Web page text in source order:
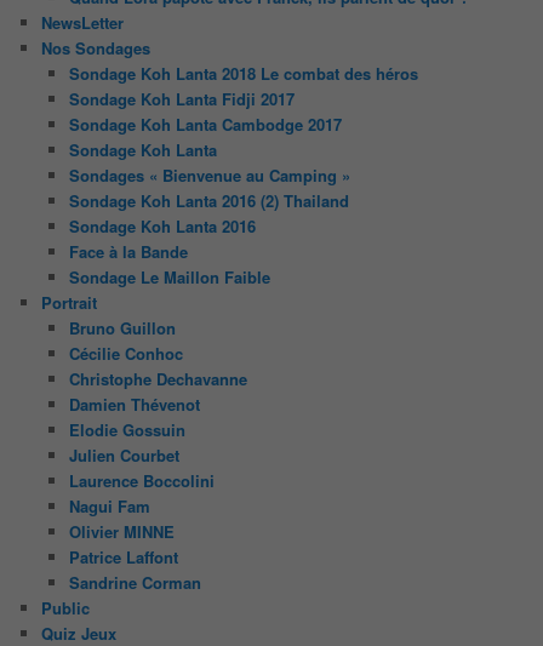
NewsLetter
Nos Sondages
Sondage Koh Lanta 2018 Le combat des héros
Sondage Koh Lanta Fidji 2017
Sondage Koh Lanta Cambodge 2017
Sondage Koh Lanta
Sondages « Bienvenue au Camping »
Sondage Koh Lanta 2016 (2) Thailand
Sondage Koh Lanta 2016
Face à la Bande
Sondage Le Maillon Faible
Portrait
Bruno Guillon
Cécilie Conhoc
Christophe Dechavanne
Damien Thévenot
Elodie Gossuin
Julien Courbet
Laurence Boccolini
Nagui Fam
Olivier MINNE
Patrice Laffont
Sandrine Corman
Public
Quiz Jeux